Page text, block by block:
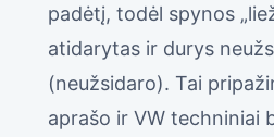
padėtį, todėl spynos
atidarytas ir durys
(neužsidaro). Tai
aprašo ir VW techniniai